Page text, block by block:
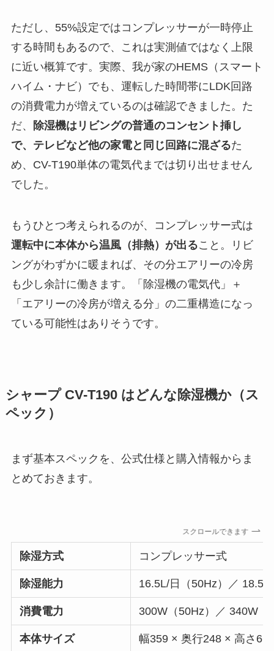
ただし、55%設定ではコンプレッサーが一時停止
する時間もあるので、これは実測値ではなく上限
に近い概算です。実際、我が家のHEMS（スマート
ハイム・ナビ）でも、運転した時間帯にLDK回路
の消費電力が増えているのは確認できました。た
だ、
除湿機はリビングの普通のコンセント挿し
で、テレビなど他の家電と同じ回路に混ざるた
め、CV-T190単体の電気代までは切り出せません
でした。
もうひとつ考えられるのが、コンプレッサー式は
運転中に本体から温風（排熱）が出ること。リビ
ングがわずかに暖まれば、その分エアリーの冷房
も少し余計に働きます。「除湿機の電気代」＋
「エアリーの冷房が増える分」の二重構造になっ
ている可能性はありそうです。
シャープ CV-T190 はどんな除湿機か（ス
ペック）
まず基本スペックを、公式仕様と購入情報からま
とめておきます。
スクロールできます
除湿方式 コンプレッサー式
除湿能力 16.5L/日（50Hz）／
消費電力 300W（50Hz）／ 340W
本体サイズ 幅359 × 奥行248 × 高さ